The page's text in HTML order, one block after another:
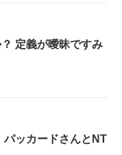
定義が曖昧ですみ
パッカードさんとNT